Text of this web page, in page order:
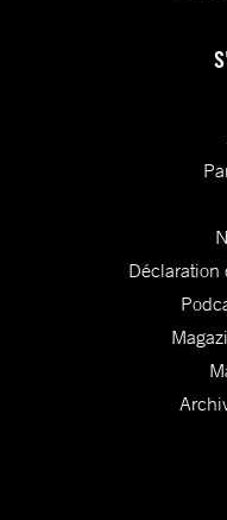
Déclaration